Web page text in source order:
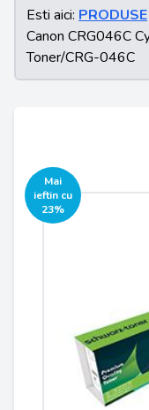
Esti aici: PRODUSE
Canon CRG046C
Toner/CRG-046C
Mai
ieftin cu
23%